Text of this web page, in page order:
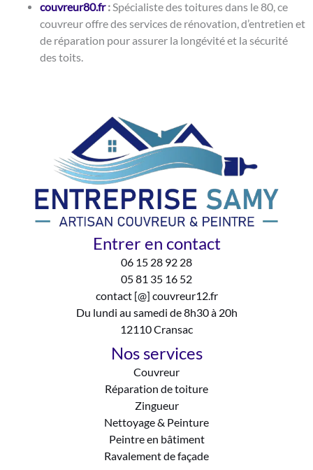
couvreur80.fr:Spécialiste des toitures dans le 80, ce
couvreur offre des services de rénovation, d’entretien et
de réparation pour assurer la longévité et la sécurité
des toits.
Entrer en contact
06 15 28 92 28
05 81 35 16 52
contact [@] couvreur12.fr
Du lundi au samedi de 8h30 à 20h
12110 Cransac
Nos services
Couvreur
Réparation de toiture
Zingueur
Nettoyage & Peinture
Peintre en bâtiment
Ravalement de façade